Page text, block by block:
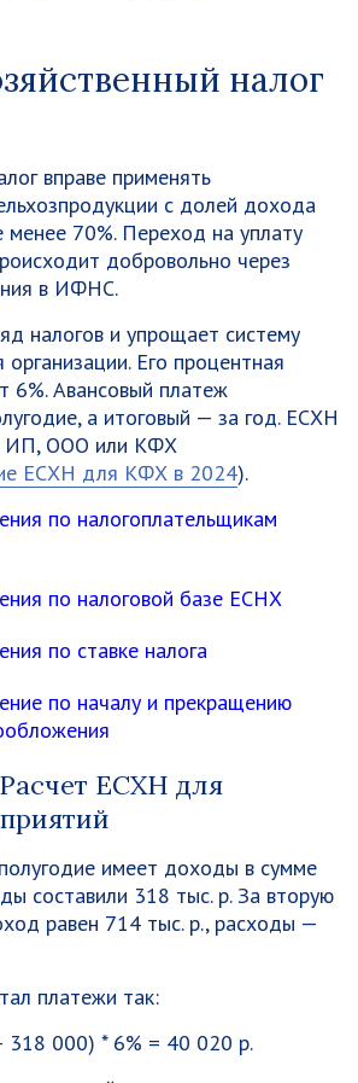
налог
вправе применять
с долей дохода
70%. Переход на уплату
добровольно через
в ИФНС.
налогов и упрощает систему
Его процентная
6%. Авансовый платеж
а итоговый — за год. ЕСХН
ИП, ООО или КФХ
ЕСХН для КФХ в 2024).
по налогоплательщикам
по налоговой базе ЕСНХ
по ставке налога
по началу и прекращению
ЕСХН для
имеет доходы в сумме
составили 318 тыс. р. За вторую
равен 714 тыс. р., расходы —
платежи так:
318 000) * 6% = 40 020 р.